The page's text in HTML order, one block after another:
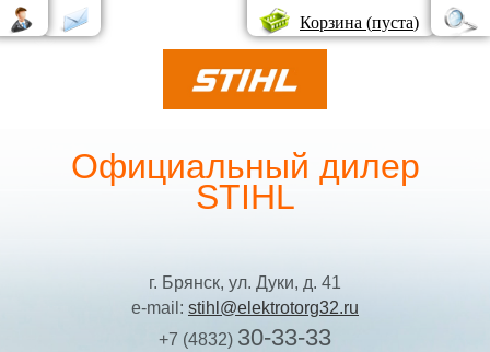
Корзина (пуста)
Официальный дилер
STIHL
г. Брянск, ул. Дуки, д. 41
e-mail: stihl@elektrotorg32.ru
+7 (4832) 30-33-33